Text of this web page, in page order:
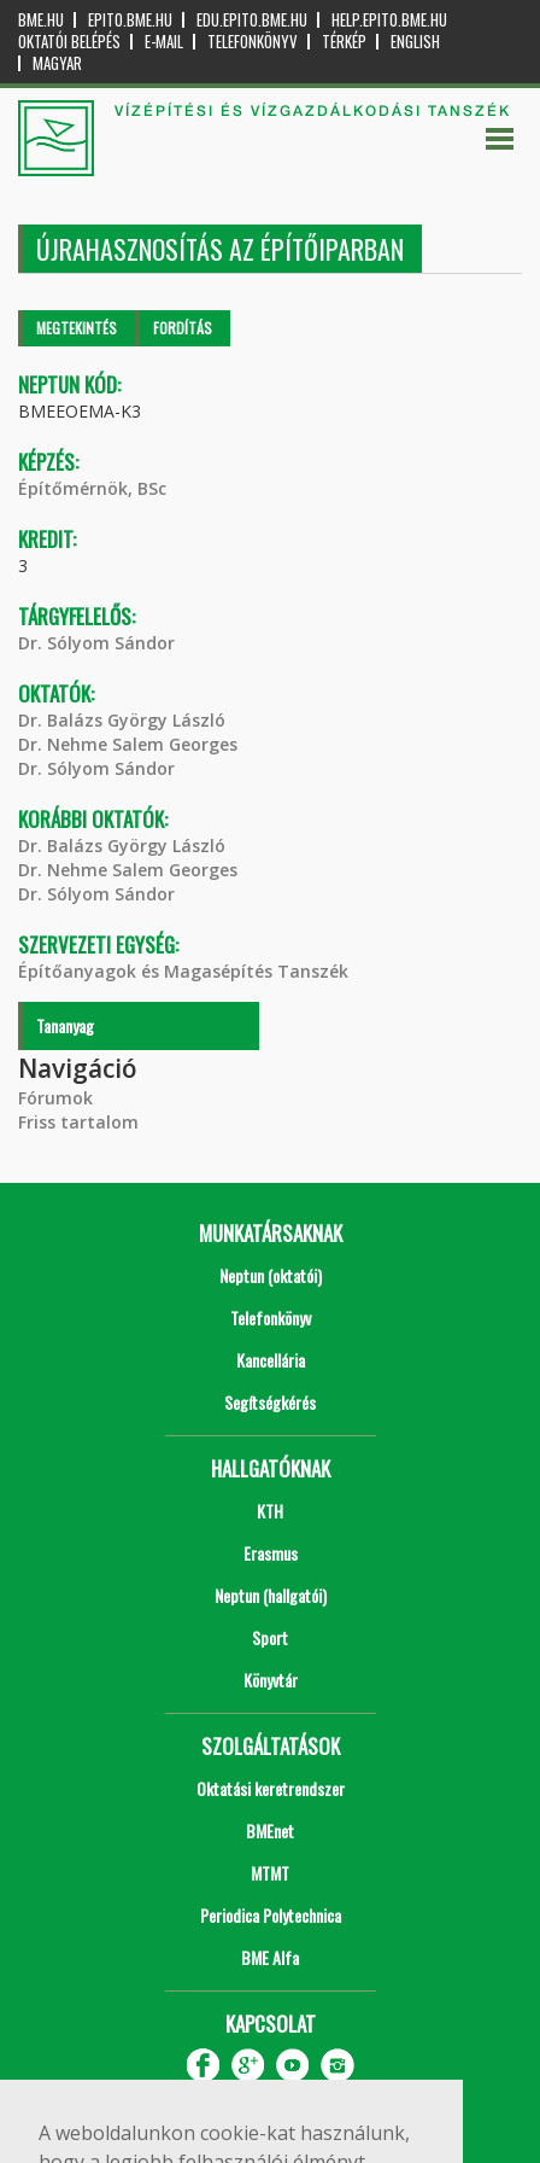
A weboldalunkon cookie-kat használunk,
BME.HU EPITO.BME.HU EDU.EPITO.BME.HU
HELP.EPITO.BME.HU
OKTATÓI BELÉPÉS
E-MAIL TELEFONKÖNYV TÉRKÉP
ENGLISH
MAGYAR
VÍZÉPÍTÉSI ÉS VÍZGAZDÁLKODÁSI TANSZÉK
ÚJRAHASZNOSÍTÁS AZ ÉPÍTŐIPARBAN
Elsődleges fülek
MEGTEKINTÉS (AKTÍVFORDÍTÁS
NEPTUN KÓD:
BMEEOEMA-K3
KÉPZÉS:
Építőmérnök, BSc
KREDIT:
3
TÁRGYFELELŐS:
Dr. Sólyom Sándor
OKTATÓK:
Dr. Balázs György László
Dr. Nehme Salem Georges
Dr. Sólyom Sándor
KORÁBBI OKTATÓK:
Dr. Balázs György László
Dr. Nehme Salem Georges
Dr. Sólyom Sándor
SZERVEZETI EGYSÉG:
Építőanyagok és Magasépítés Tanszék
Tananyag
Navigáció
Fórumok
Friss tartalom
MUNKATÁRSAKNAK
Neptun (oktatói)
Telefonkönyv
Kancellária
Segítségkérés
HALLGATÓKNAK
KTH
Erasmus
Neptun (hallgatói)
Sport
Könyvtár
SZOLGÁLTATÁSOK
Oktatási keretrendszer
BMEnet
MTMT
Periodica Polytechnica
BME Alfa
KAPCSOLAT